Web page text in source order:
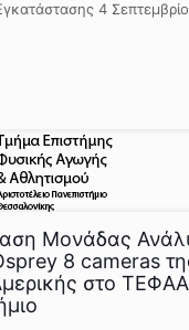
4
Μονάδας
8 cameras
στο ΤΕΦΑΑ